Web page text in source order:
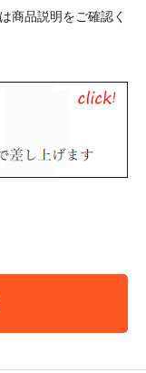
商品説明をご確認く